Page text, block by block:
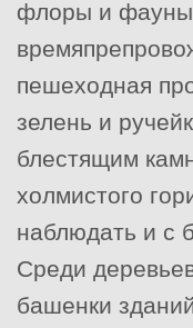
флоры и
пешеходная
зелень и
блестящим
холмистого
наблюдать и с
Среди
башенки